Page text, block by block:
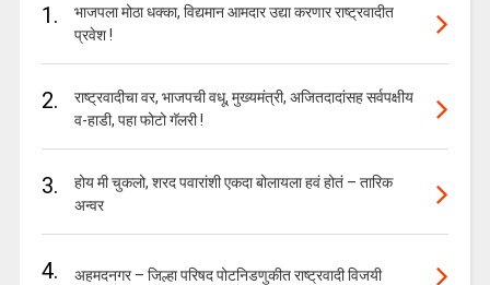
1.
भाजपला मोठा धक्का, विद्यमान आमदार उद्या करणार राष्ट्रवादीत
प्रवेश !
2.
राष्ट्रवादीचा वर, भाजपची वधू, मुख्यमंत्री, अजितदादांसह सर्वपक्षीय
व-हाडी, पहा फोटो गॅलरी !
3.
होय मी चुकलो, शरद पवारांशी एकदा बोलायला हवं होतं – तारिक
अन्वर
4. अहमदनगर – जिल्हा परिषद पोटनिडणुकीत राष्ट्रवादी विजयी